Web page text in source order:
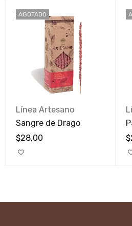
AGOTADO
Línea Artesano
Sangre de Drago
$28,00
$